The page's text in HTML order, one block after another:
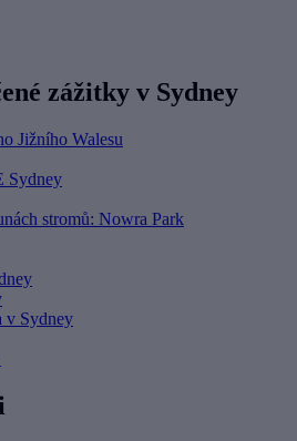
zážitky v Sydney
Jižního Walesu
Sydney
stromů: Nowra Park
v Sydney